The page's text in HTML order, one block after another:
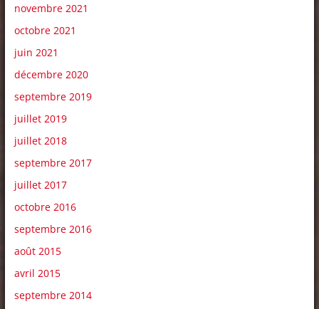
novembre 2021
octobre 2021
juin 2021
décembre 2020
septembre 2019
juillet 2019
juillet 2018
septembre 2017
juillet 2017
octobre 2016
septembre 2016
août 2015
avril 2015
septembre 2014